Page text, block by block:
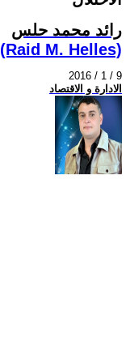
رائد محمد حلس
(Raid M. Helles)
2016 / 1 / 9
الادارة و الاقتصاد